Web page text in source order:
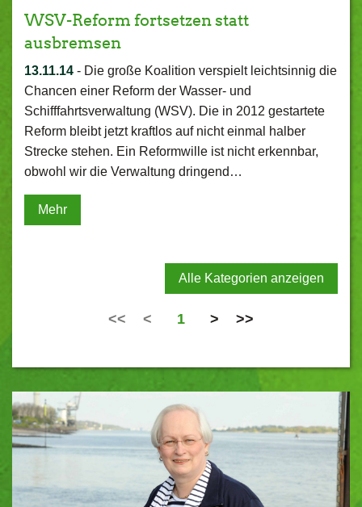
WSV-Reform fortsetzen statt
ausbremsen
13.11.14 - Die große Koalition verspielt leichtsinnig die
Chancen einer Reform der Wasser- und
Schifffahrtsverwaltung (WSV). Die in 2012 gestartete
Reform bleibt jetzt kraftlos auf nicht einmal halber
Strecke stehen. Ein Reformwille ist nicht erkennbar,
obwohl wir die Verwaltung dringend…
Mehr
Alle Kategorien anzeigen
<< < 1 > >>